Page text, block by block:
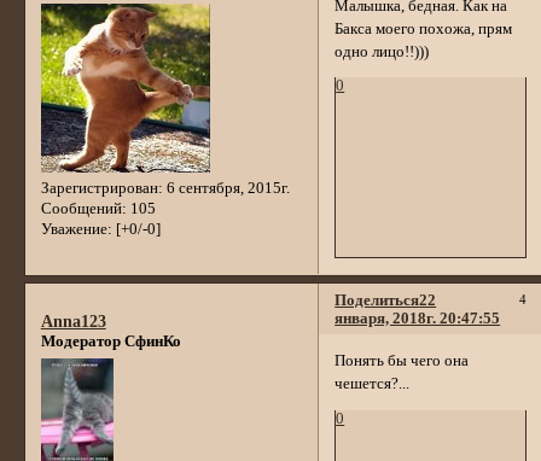
Зарегистрирован: 6 сентября, 2015г.
Сообщений: 105
Уважение: [+0/-0]
Малышка, бедная. Как на
Бакса моего похожа, прям
одно лицо!!)))
0
Поделиться 4
22
января, 2018г. 20:47:55
Anna123
Модератор СфинКо
Понять бы чего она
чешется?...
0